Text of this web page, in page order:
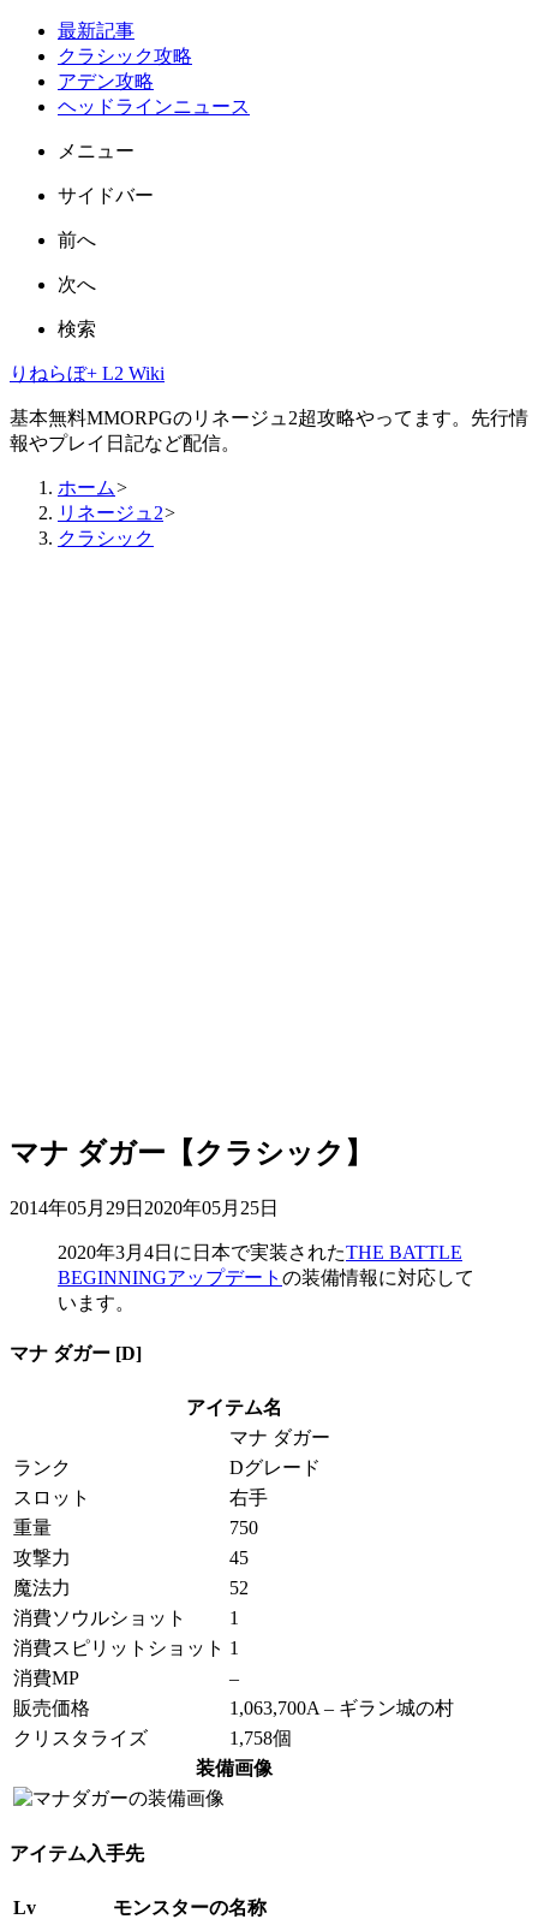
最新記事
クラシック攻略
アデン攻略
ヘッドラインニュース
メニュー
サイドバー
前へ
次へ
検索
りねらぼ+ L2 Wiki
基本無料MMORPGのリネージュ2超攻略やってます。先行情
報やプレイ日記など配信。
ホーム>
リネージュ2>
クラシック
マナ ダガー【クラシック】
2014年05月29日 2020年05月25日
2020年3月4日 に日本で実装されたTHE BATTLE
BEGINNINGアップデート の装備情報に対応して
います。
マナ ダガー [D]
アイテム名
マナ ダガー
ランク
Dグレード
スロット
右手
重量
750
攻撃力
45
魔法力
52
消費ソウルショット
1
消費スピリットショット 1
消費MP
–
販売価格
1,063,700A – ギラン城の村
クリスタライズ
1,758個
装備画像
アイテム入手先
Lv
モンスターの名称